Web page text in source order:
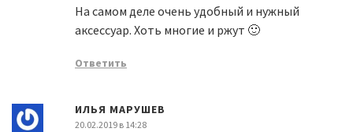
На самом деле очень удобный и нужный
аксессуар. Хоть многие и ржут 🙂
Ответить
ИЛЬЯ МАРУШЕВ
20.02.2019 в 14:28